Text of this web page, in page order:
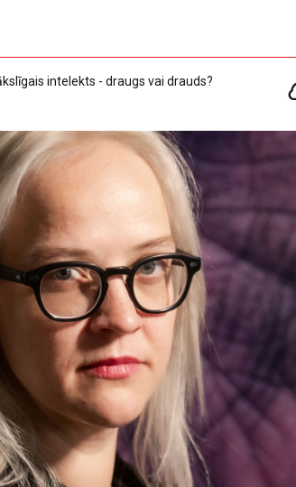
intelekts - draugs vai drauds?